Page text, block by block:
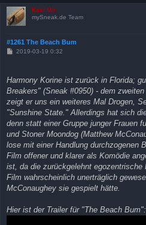
Kasi Mir
mySneak.de Team
#1261 The Beach Bum
B
r
g
2019-03-19 0:32
Harmony Korine ist zurück in Florida;
Breakers" (Sneak #0950) - dem
zeigt er uns ein weiteres Mal Drogen,
"Sunshine State." Allerdings hat sich
denn statt einer Gruppe junger Frauen
und Stoner Moondog (Matthew
lose mit einer Handlung durchzogenen
Film offener und klarer als Komödie
ist, da die zurückgelehnt egozentrische
Film wahrscheinlich unerträglich
McConaughey sie gespielt hätte.
Hier ist der Trailer für "The Beach Bum":